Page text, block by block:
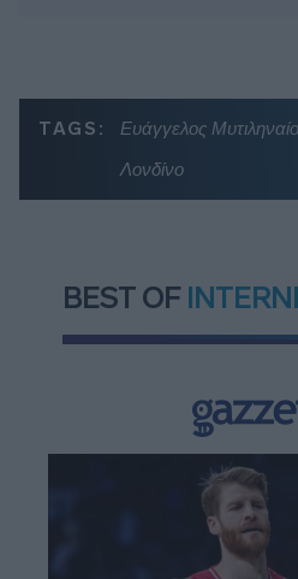
TAGS: Ευάγγελος
Λονδίνο
BEST OF